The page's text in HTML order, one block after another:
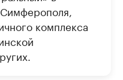
комплекса